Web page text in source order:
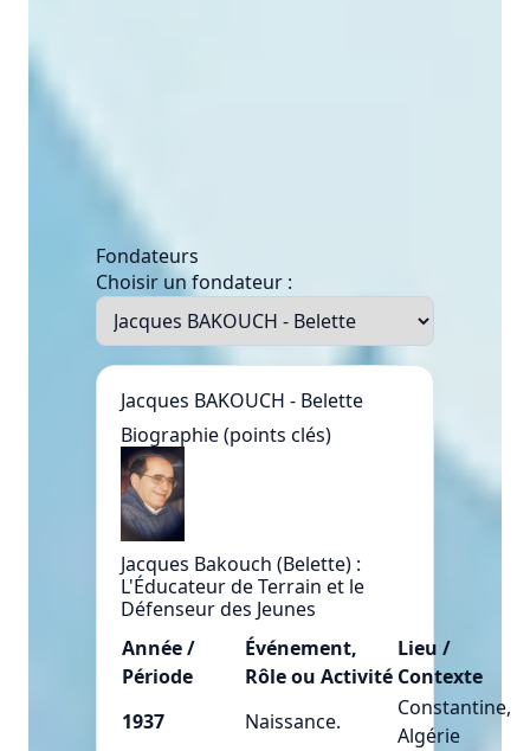
Fondateurs
Choisir un fondateur :
Jacques BAKOUCH - Belette
Biographie (points clés)
Jacques Bakouch (Belette) :
L'Éducateur de Terrain et le
Défenseur des Jeunes
Année /
Période
Événement,
Rôle ou Activité
Lieu /
Contexte
1937
Naissance.
Constantine,
Algérie